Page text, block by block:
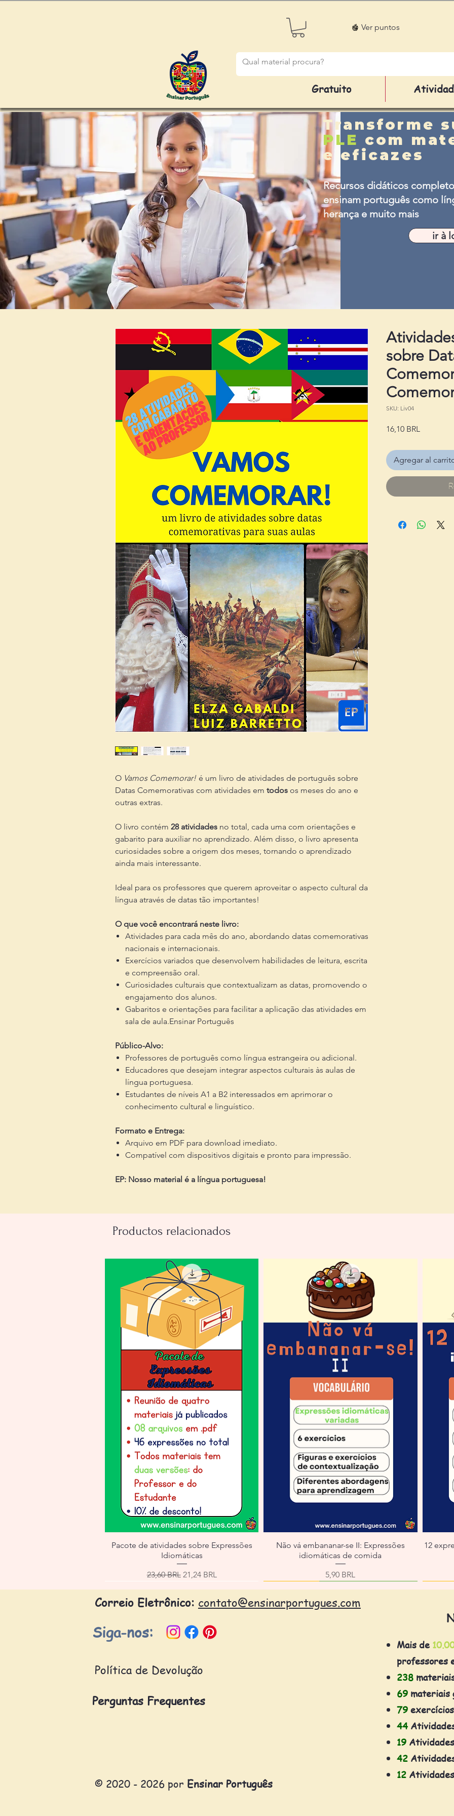
Ver puntos
Gratuito
Transforme
PLE com
e eficazes
Recursos didáticos
ensinam português como
herança e muito mais
ir à
O Vamos Comemorar! é um livro de atividades de português sobre
Datas Comemorativas com atividades em todos os meses do ano e
outras extras.
O livro contém 28 atividades no total, cada uma com orientações e
gabarito para auxiliar no aprendizado. Além disso, o livro apresenta
curiosidades sobre a origem dos meses, tornando o aprendizado
ainda mais interessante.
Ideal para os professores que querem aproveitar o aspecto cultural da
língua através de datas tão importantes!
O que você encontrará neste livro:
Atividades para cada mês do ano, abordando datas comemorativas
nacionais e internacionais.
Exercícios variados que desenvolvem habilidades de leitura, escrita
e compreensão oral.
Curiosidades culturais que contextualizam as datas, promovendo o
engajamento dos alunos.
Gabaritos e orientações para facilitar a aplicação das atividades em
sala de aula.Ensinar Português
Público-Alvo:
Professores de português como língua estrangeira ou adicional.
Educadores que desejam integrar aspectos culturais às aulas de
língua portuguesa.
Estudantes de níveis A1 a B2 interessados em aprimorar o
conhecimento cultural e linguístico.
Formato e Entrega:
Arquivo em PDF para download imediato.
Compatível com dispositivos digitais e pronto para impressão.
EP: Nosso material é a língua portuguesa!
sobre
SKU: Liv04
16,10 BRL
Agregar al
Productos relacionados
Pacote de atividades sobre Expressões
Idiomáticas
Precio
23,60 BRL Precio de oferta
21,24 BRL
Não vá embananar-se II: Expressões
idiomáticas de comida
Precio
5,90 BRL
12
Correio Eletrônico: contato@ensinarportugues.com
Siga-nos:
Política de Devolução
Perguntas Frequentes
© 2020 - 2026 por Ensinar Português
Mais de
professores
238
69 materiais
79 exercícios
44
19
42
12